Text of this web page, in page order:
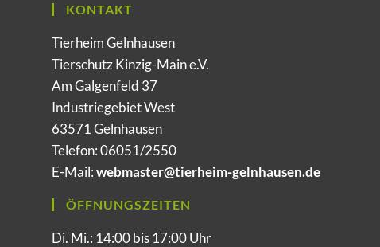
KONTAKT
Tierheim Gelnhausen
Tierschutz Kinzig-Main e.V.
Am Galgenfeld 37
Industriegebiet West
63571 Gelnhausen
Telefon: 06051/2550
E-Mail:webmaster@tierheim-gelnhausen.de
ÖFFNUNGSZEITEN
Di. Mi.: 14:00 bis 17:00 Uhr